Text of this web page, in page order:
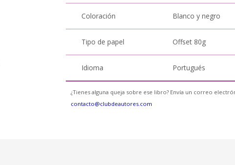
Coloración Blanco y negro
Tipo de papel Offset 80g
Idioma Portugués
¿Tienes alguna queja sobre ese libro? Envía un correo
contacto@clubdeautores.com